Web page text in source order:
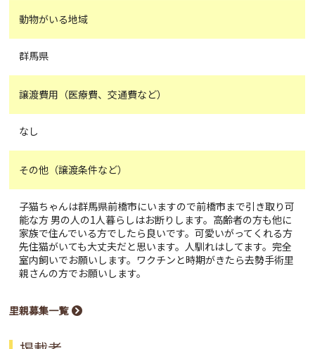
動物がいる地域
群馬県
譲渡費用（医療費、交通費など）
なし
その他（譲渡条件など）
子猫ちゃんは群馬県前橋市にいますので前橋市まで引き取り可
能な方 男の人の1人暮らしはお断りします。高齢者の方も他に
家族で住んでいる方でしたら良いです。可愛いがってくれる方
先住猫がいても大丈夫だと思います。人馴れはしてます。完全
室内飼いでお願いします。ワクチンと時期がきたら去勢手術里
親さんの方でお願いします。
里親募集一覧